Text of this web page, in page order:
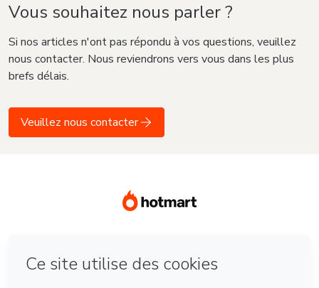
Vous souhaitez nous parler ?
Si nos articles n'ont pas répondu à vos questions, veuillez
nous contacter. Nous reviendrons vers vous dans les plus
brefs délais.
Veuillez nous contacter